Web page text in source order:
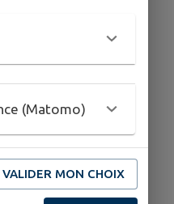
(Matomo)
VALIDER MON CHOIX